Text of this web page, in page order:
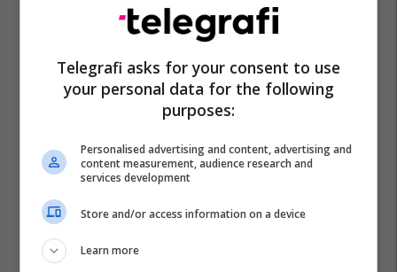
Telegrafi asks for your consent to use
your personal data for the following
purposes:
Personalised advertising and content, advertising and
content measurement, audience research and
services development
Store and/or access information on a device
Learn more